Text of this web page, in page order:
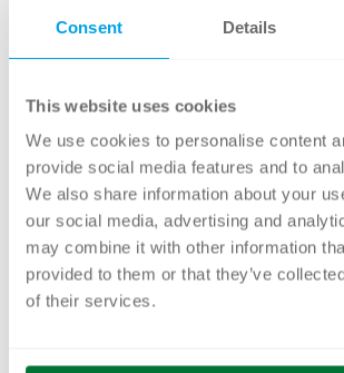
Consent Details
This website uses cookies
We use cookies to personalise content
provide social media features and to
We also share information about your
our social media, advertising and
may combine it with other information
provided to them or that they’ve
of their services.
Die Kosten für die Portals-
sich auf CHF 250.– /
Kunden, die von brix als CELUM
erhalten 20 % Rabatt und
200.– / TeilnehmerIn.
Seminardaten
Die Portals-Schulung dauert 2